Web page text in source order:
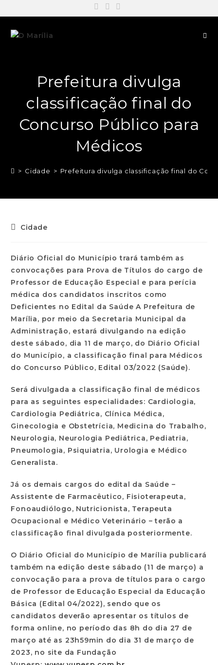
Prefeitura divulga
classificação final do
Concurso Público para
Médicos
> Cidade > Prefeitura divulga classificação final do
Cidade
Diário Oficial do Município trará também as
convocações para Prova de Títulos do cargo de
Professor de Educação Especial e para perícia
médica dos candidatos inscritos como
Deficientes no Edital da Saúde A Prefeitura de
Marília, por meio da Secretaria Municipal da
Administração, estará divulgando na edição
deste sábado, dia 11 de março, do Diário Oficial
do Município, a classificação final para Médicos
do Concurso Público, Edital 03/2022 (Saúde).
Será divulgada a classificação final de médicos
para as seguintes especialidades: Cardiologia,
Cardiologia Pediátrica, Clínica Médica,
Ginecologia e Obstetrícia, Medicina do Trabalho,
Neurologia, Neurologia Pediátrica, Pediatria,
Pneumologia, Psiquiatria, Urologia e Médico
Generalista.
Já os demais cargos do edital da Saúde –
Assistente de Farmacêutico, Fisioterapeuta,
Fonoaudiólogo, Nutricionista, Terapeuta
Ocupacional e Médico Veterinário – terão a
classificação final divulgada posteriormente.
O Diário Oficial do Município de Marília publicará
também na edição deste sábado (11 de março) a
convocação para a prova de títulos para o cargo
de Professor de Educação Especial da Educação
Básica (Edital 04/2022), sendo que os
candidatos deverão apresentar os títulos de
forma online, no período das 8h do dia 27 de
março até as 23h59min do dia 31 de março de
2023, no site da Fundação